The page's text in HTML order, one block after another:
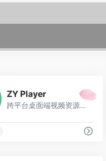
ZY Player
跨平台桌面端视频资源播放器